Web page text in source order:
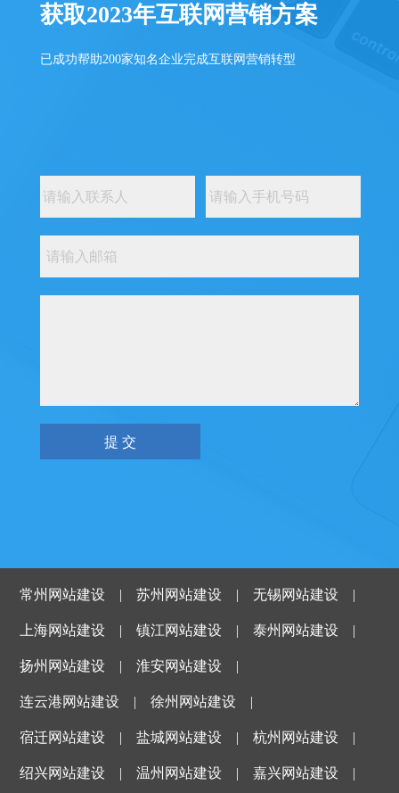
获取2023年互联网营销方案
已成功帮助200家知名企业完成互联网营销转型
常州网站建设 |苏州网站建设 |无锡网站建设 |
上海网站建设 |镇江网站建设 |泰州网站建设 |
扬州网站建设 |淮安网站建设 |
连云港网站建设 |徐州网站建设 |
宿迁网站建设 |盐城网站建设 |杭州网站建设 |
绍兴网站建设 |温州网站建设 |嘉兴网站建设 |